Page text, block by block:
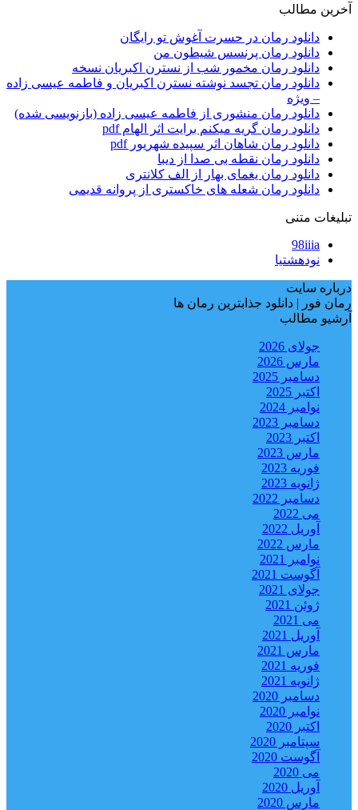
آخرین مطالب
دانلود رمان در حسرت آغوش تو رایگان
دانلود رمان پرنسس شیطون من
دانلود رمان مخمور شب از نسترن اکبریان نسخه
دانلود رمان تجسد نوشته نسترن اکبریان و فاطمه عیسی زاده
– ویژه
دانلود رمان منشوری از فاطمه عیسی زاده (بازنویسی شده)
دانلود رمان گریه میکنم برایت اثر الهام pdf
دانلود رمان شاهان اثر سپیده شهریور pdf
دانلود رمان نقطه بی صدا از دیبا
دانلود رمان یغمای بهار از الف کلانتری
دانلود رمان شعله های خاکستری از پروانه قدیمی
تبلیغات متنی
98iiia
نودهشتیا
درباره سایت
رمان فور | دانلود جذابترین رمان ها
آرشیو مطالب
جولای 2026
مارس 2026
دسامبر 2025
اکتبر 2025
نوامبر 2024
دسامبر 2023
اکتبر 2023
مارس 2023
فوریه 2023
ژانویه 2023
دسامبر 2022
می 2022
آوریل 2022
مارس 2022
نوامبر 2021
آگوست 2021
جولای 2021
ژوئن 2021
می 2021
آوریل 2021
مارس 2021
فوریه 2021
ژانویه 2021
دسامبر 2020
نوامبر 2020
اکتبر 2020
سپتامبر 2020
آگوست 2020
می 2020
آوریل 2020
مارس 2020